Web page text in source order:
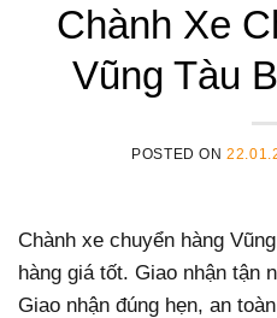
Chành Xe
Vũng Tàu
POSTED ON
Chành xe chuyển hàng
hàng giá tốt. Giao nhận tận
Giao nhận đúng hẹn, an